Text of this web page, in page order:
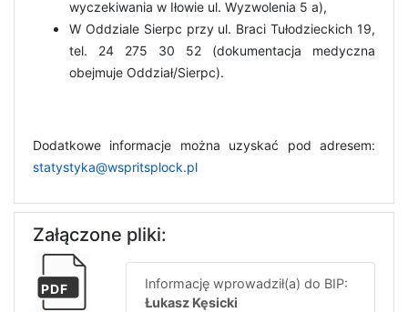
wyczekiwania w Iłowie ul. Wyzwolenia 5 a),
W Oddziale Sierpc przy ul. Braci Tułodzieckich 19,
tel. 24 275 30 52 (dokumentacja medyczna
obejmuje Oddział/Sierpc).
Dodatkowe informacje można uzyskać pod adresem:
statystyka@wspritsplock.pl
Załączone pliki:
PDF
Informację wprowadził(a) do BIP:
Łukasz Kęsicki